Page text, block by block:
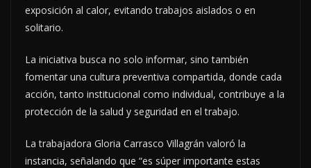
exposición al calor, evitando trabajos aislados o en
solitario.
La iniciativa busca no solo informar, sino también
fomentar una cultura preventiva compartida, donde cada
acción, tanto institucional como individual, contribuye a la
protección de la salud y seguridad en el trabajo.
La trabajadora Gloria Carrasco Villagrán valoró la
instancia, señalando que “es súper importante estas